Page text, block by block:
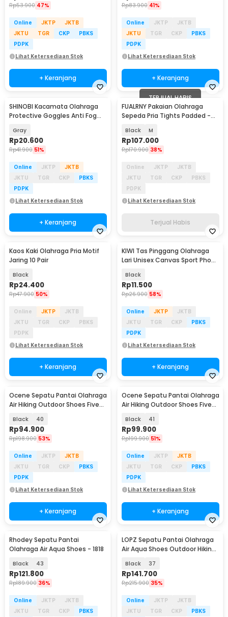
Rp53.900 47%
Online JKTP
JKTB
JKTU
TGR CKP
PBKS
PDPK
Lihat Ketersediaan Stok
+ Keranjang
Rp83.900 41%
Online JKTP
JKTB
JKTU
TGR CKP
PBKS
PDPK
Lihat Ketersediaan Stok
+ Keranjang
SHINOBI Kacamata Olahraga
Protective Goggles Anti Fog
Gray
Rp20.600
Rp41.900 51%
Online JKTP
JKTB
JKTU
TGR CKP
PBKS
PDPK
Lihat Ketersediaan Stok
+ Keranjang
TERJUAL HABIS
FUALRNY Pakaian Olahraga
Sepeda Pria Tights Padded -
Black M
Rp107.000
Rp170.900 38%
Online JKTP
JKTB
JKTU
TGR CKP
PBKS
PDPK
Lihat Ketersediaan Stok
Terjual Habis
Kaos Kaki Olahraga Pria Motif
Jaring 10 Pair
Black
Rp24.400
Rp47.900 50%
Online JKTP
JKTB
JKTU
TGR CKP
PBKS
PDPK
Lihat Ketersediaan Stok
+ Keranjang
KIWI Tas Pinggang Olahraga
Lari Unisex Canvas Sport Phone
Black
Rp11.500
Rp26.900 58%
Online JKTP
JKTB
JKTU
TGR CKP
PBKS
PDPK
Lihat Ketersediaan Stok
+ Keranjang
Ocene Sepatu Pantai Olahraga
Air Hiking Outdoor Shoes Five
Black 40
Rp94.900
Rp198.900 53%
Online JKTP
JKTB
JKTU
TGR CKP
PBKS
PDPK
Lihat Ketersediaan Stok
+ Keranjang
Ocene Sepatu Pantai Olahraga
Air Hiking Outdoor Shoes Five
Black 41
Rp99.900
Rp199.900 51%
Online JKTP
JKTB
JKTU
TGR CKP
PBKS
PDPK
Lihat Ketersediaan Stok
+ Keranjang
Rhodey Sepatu Pantai
Olahraga Air Aqua Shoes - 1818
Black 43
Rp121.800
Rp189.900 36%
Online JKTP
JKTB
JKTU
TGR CKP
PBKS
LOPZ Sepatu Pantai Olahraga
Air Aqua Shoes Outdoor Hiking
Black 37
Rp141.700
Rp215.900 35%
Online JKTP
JKTB
JKTU
TGR CKP
PBKS